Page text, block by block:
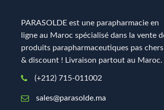
PARASOLDE est une parapharmacie en
ligne au Maroc spécialisé dans la vente
produits parapharmaceutiques pas chers
& discount ! Livraison partout au Maroc.
(+212) 715-011002
sales@parasolde.ma